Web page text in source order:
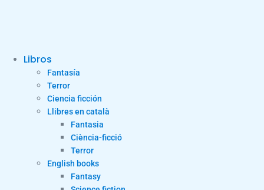
Libros
Fantasía
Terror
Ciencia ficción
Llibres en català
Fantasia
Ciència-ficció
Terror
English books
Fantasy